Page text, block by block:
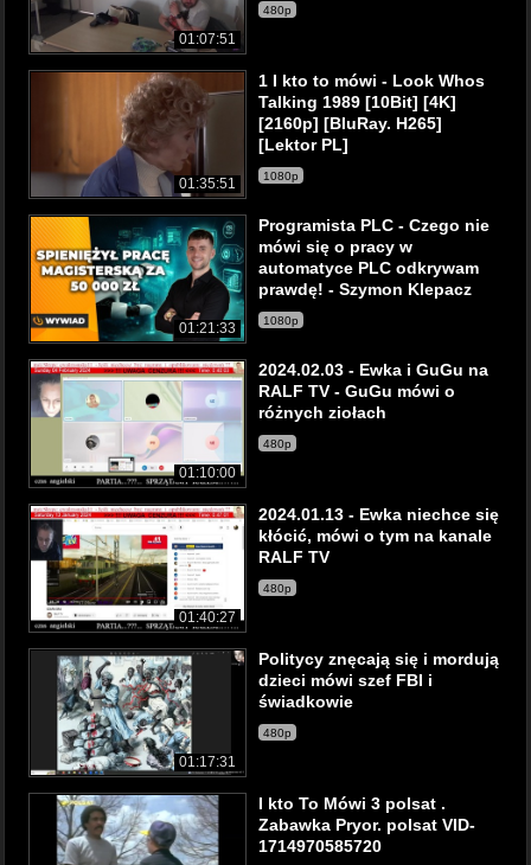
01:07:51
480p
01:35:51
1 I kto to mówi - Look Whos
Talking 1989 [10Bit] [4K]
[2160p] [BluRay. H265]
[Lektor PL]
1080p
01:21:33
Programista PLC - Czego nie
mówi się o pracy w
automatyce PLC odkrywam
prawdę! - Szymon Klepacz
1080p
01:10:00
2024.02.03 - Ewka i GuGu na
RALF TV - GuGu mówi o
różnych ziołach
480p
01:40:27
2024.01.13 - Ewka niechce się
kłócić, mówi o tym na kanale
RALF TV
480p
01:17:31
Politycy znęcają się i mordują
dzieci mówi szef FBI i
świadkowie
480p
I kto To Mówi 3 polsat .
Zabawka Pryor. polsat VID-
1714970585720